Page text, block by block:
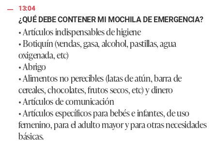
13:04
¿QUÉ DEBE CONTENER MI MOCHILA DE EMERGENCIA?
• Artículos indispensables de higiene
• Botiquín (vendas, gasa, alcohol, pastillas, agua
oxigenada, etc)
• Abrigo
• Alimentos no perecibles (latas de atún, barra de
cereales, chocolates, frutos secos, etc) y dinero
• Artículos de comunicación
• Artículos específicos para bebés e infantes, de uso
femenino, para el adulto mayor y para otras necesidades
básicas.